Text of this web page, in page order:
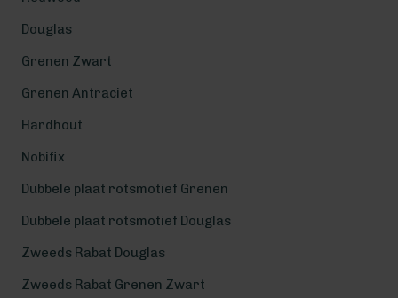
Douglas
Grenen Zwart
Grenen Antraciet
Hardhout
Nobifix
Dubbele plaat rotsmotief Grenen
Dubbele plaat rotsmotief Douglas
Zweeds Rabat Douglas
Zweeds Rabat Grenen Zwart